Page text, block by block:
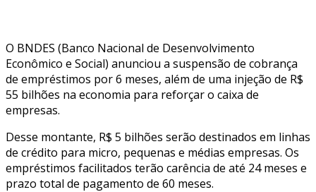
O BNDES (Banco Nacional de Desenvolvimento
Econômico e Social) anunciou a suspensão de cobrança
de empréstimos por 6 meses, além de uma injeção de R$
55 bilhões na economia para reforçar o caixa de
empresas.
Desse montante, R$ 5 bilhões serão destinados em linhas
de crédito para micro, pequenas e médias empresas. Os
empréstimos facilitados terão carência de até 24 meses e
prazo total de pagamento de 60 meses.